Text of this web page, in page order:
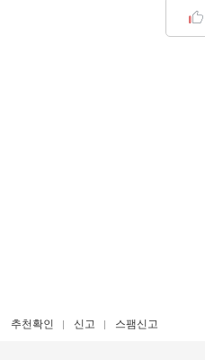
추천확인 신고 스팸신고